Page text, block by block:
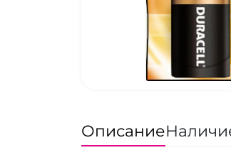
Описание